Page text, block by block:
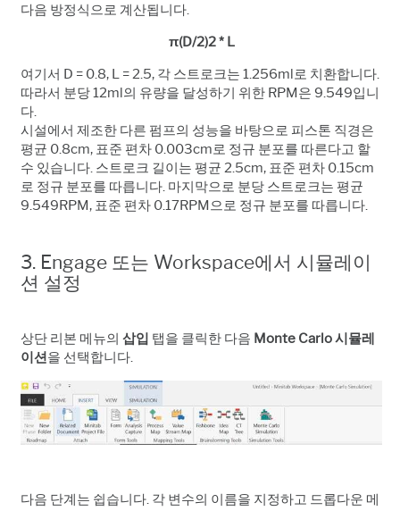
다음 방정식으로 계산됩니다.
π(D/2)2 * L
여기서 D = 0.8, L = 2.5, 각 스트로크는 1.256ml로 치환합니다.
따라서 분당 12ml의 유량을 달성하기 위한 RPM은 9.549입니
다.
시설에서 제조한 다른 펌프의 성능을 바탕으로 피스톤 직경은
평균 0.8cm, 표준 편차 0.003cm로 정규 분포를 따른다고 할
수 있습니다. 스트로크 길이는 평균 2.5cm, 표준 편차 0.15cm
로 정규 분포를 따릅니다. 마지막으로 분당 스트로크는 평균
9.549RPM, 표준 편차 0.17RPM으로 정규 분포를 따릅니다.
3. Engage 또는 Workspace에서 시뮬레이
션 설정
상단 리본 메뉴의 삽입 탭을 클릭한 다음 Monte Carlo시뮬레
이션을 선택합니다.
다음 단계는 쉽습니다. 각 변수의 이름을 지정하고 드롭다운 메